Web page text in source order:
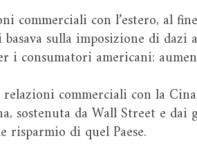
con l’estero, al
sulla imposizione di
i consumatori americani:
commerciali con la
sostenuta da Wall Street e
risparmio di quel Paese.